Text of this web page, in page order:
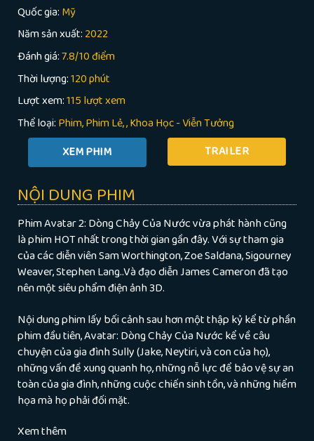
Quốc gia: Mỹ
Năm sản xuất: 2022
Đánh giá:7.8/10 điểm
Thời lượng:120 phút
Lượt xem:115 lượt xem
Thể loại: Phim Phim Lẻ ,Khoa Học - Viễn Tưởng
TRAILER
NỘI DUNG PHIM
Phim Avatar 2: Dòng Chảy Của Nước vừa phát hành cũng
là phim HOT nhất trong thời gian gần đây. Với sự tham gia
của các diễn viên Sam Worthington, Zoe Saldana, Sigourney
Weaver, Stephen Lang..Và đạo diễn James Cameron đã tạo
nên một siêu phẩm điện ảnh 3D.
Nội dung phim lấy bối cảnh sau hơn một thập kỷ kể từ phần
phim đầu tiên, Avatar: Dòng Chảy Của Nước kể về câu
chuyện của gia đình Sully (Jake, Neytiri, và con của họ),
những vấn đề xung quanh họ, những nỗ lực để bảo vệ sự an
toàn của gia đình, những cuộc chiến sinh tồn, và những hiểm
họa mà họ phải đối mặt.
Xem thêm